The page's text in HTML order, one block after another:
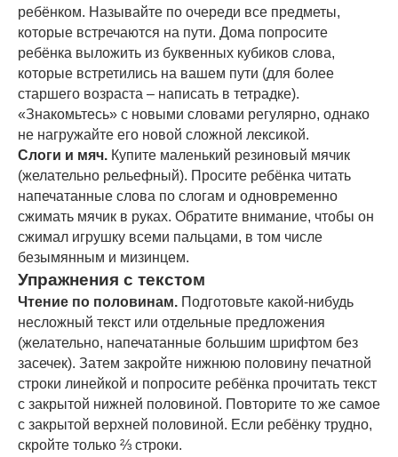
ребёнком. Называйте по очереди все предметы,
которые встречаются на пути. Дома попросите
ребёнка выложить из буквенных кубиков слова,
которые встретились на вашем пути (для более
старшего возраста – написать в тетрадке).
«Знакомьтесь» с новыми словами регулярно, однако
не нагружайте его новой сложной лексикой.
Слоги и мяч. Купите маленький резиновый мячик
(желательно рельефный). Просите ребёнка читать
напечатанные слова по слогам и одновременно
сжимать мячик в руках. Обратите внимание, чтобы он
сжимал игрушку всеми пальцами, в том числе
безымянным и мизинцем.
Упражнения с текстом
Чтение по половинам. Подготовьте какой-нибудь
несложный текст или отдельные предложения
(желательно, напечатанные большим шрифтом без
засечек). Затем закройте нижнюю половину печатной
строки линейкой и попросите ребёнка прочитать текст
с закрытой нижней половиной. Повторите то же самое
с закрытой верхней половиной. Если ребёнку трудно,
скройте только ⅔ строки.